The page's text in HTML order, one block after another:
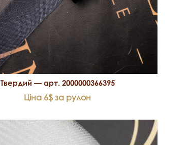
Твердий — арт. 2000000366395
Ціна 6$ за рулон